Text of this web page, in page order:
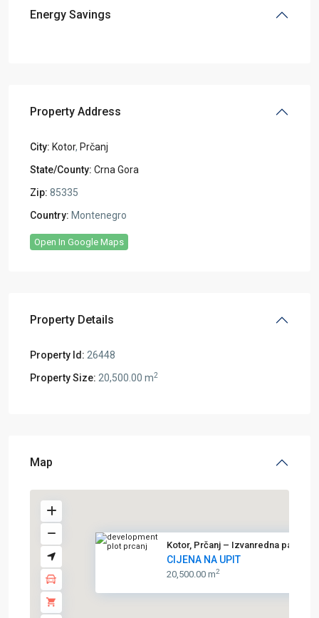
Energy Savings
Property Address
City: Kotor, Prčanj
State/County: Crna Gora
Zip: 85335
Country: Montenegro
Open In Google Maps
Property Details
Property Id: 26448
Property Size: 20,500.00 m2
Map
Kotor, Prčanj – Izvanredna par...
CIJENA NA UPIT
20,500.00 m2